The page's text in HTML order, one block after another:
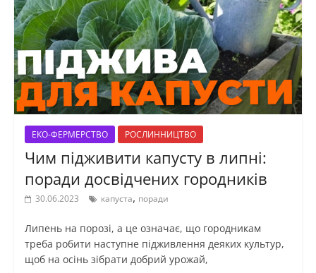
ЕКО-ФЕРМЕРСТВО РОСЛИННИЦТВО
Чим підживити капусту в липні:
поради досвідчених городників
30.06.2023 капуста, поради
Липень на порозі, а це означає, що городникам
треба робити наступне підживлення деяких культур,
щоб на осінь зібрати добрий урожай,